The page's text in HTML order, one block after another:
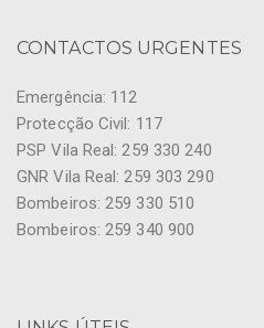
CONTACTOS URGENTES
Emergência: 112
Protecção Civil: 117
PSP Vila Real: 259 330 240
GNR Vila Real: 259 303 290
Bombeiros: 259 330 510
Bombeiros: 259 340 900